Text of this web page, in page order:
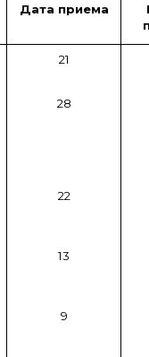
Дата приема
21
28
22
13
9